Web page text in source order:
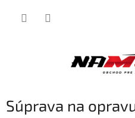
Súprava na